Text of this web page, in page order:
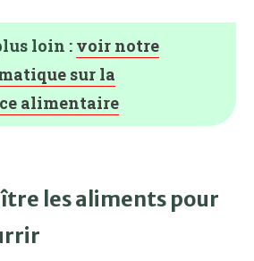
loin : voir notre
sur la
alimentaire
les aliments pour